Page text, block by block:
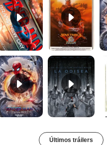
Tráiler 'Spider-Man: No Way Home' La Odisea Tráiler (3)
Últimos tráilers